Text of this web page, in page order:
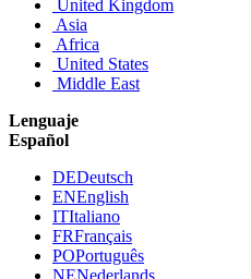
United Kingdom
Asia
Africa
United States
Middle East
Lenguaje
Español
DEDeutsch
ENEnglish
ITItaliano
FRFrançais
POPortuguês
NENederlands